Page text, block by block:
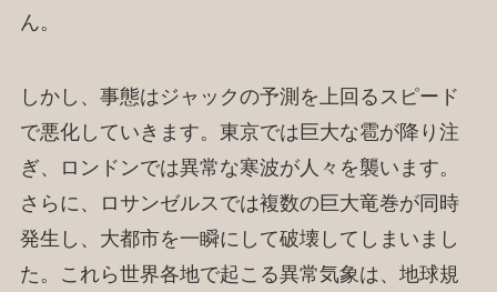
ん。
しかし、事態はジャックの予測を上回るスピード
で悪化していきます。東京では巨大な雹が降り注
ぎ、ロンドンでは異常な寒波が人々を襲います。
さらに、ロサンゼルスでは複数の巨大竜巻が同時
発生し、大都市を一瞬にして破壊してしまいまし
た。これら世界各地で起こる異常気象は、地球規